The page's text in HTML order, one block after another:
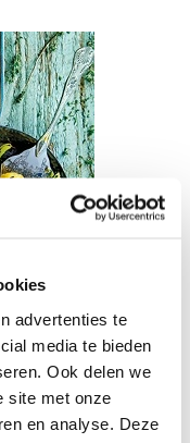
advertenties te
media te bieden
Ook delen we
site met onze
en analyse. Deze